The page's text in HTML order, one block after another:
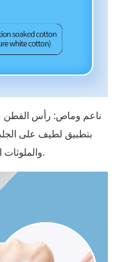
ناعم وماص: رأس القطن
بتطبيق لطيف على
والملوثات الأخرى من المنطقة التي يتم تنظيفها.